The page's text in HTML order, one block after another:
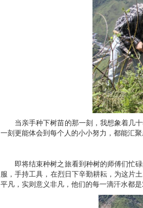
当亲手种下树苗的那一刻，我想象着几
一刻更能体会到每个人的小小努力，都能汇聚
即将结束种树之旅看到种树的师傅们忙
服，手持工具，在烈日下辛勤耕耘，为这片
平凡，实则意义非凡，他们的每一滴汗水都